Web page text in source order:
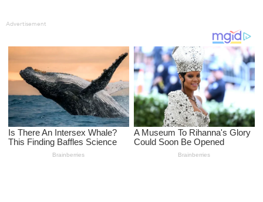
Advertisement